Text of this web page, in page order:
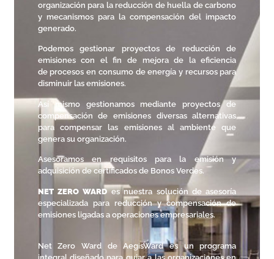
organización para la reducción de huella de carbono
y mecanismos para la compensación del impacto
generado.
Podemosgestionar proyectos de reducción de
emisiones con el fin de mejorade la eficiencia
de procesos en consumo de energía y recursos para
disminuir las emisiones.
Así mismo gestionamos mediante proyectos de
compensación de emisiones diversas alternativas
para compensar las emisiones al ambiente que
genera su organización.
Asesoramos en requisitos para la emisión y
adquisición de certificados de Bonos Verdes.
NET ZERO WARDes nuestra solución de asesoría
especializada para reducción y compensación de
emisiones ligadas a operaciones empresariales.
Net Zero Ward de AegisWard es un programa